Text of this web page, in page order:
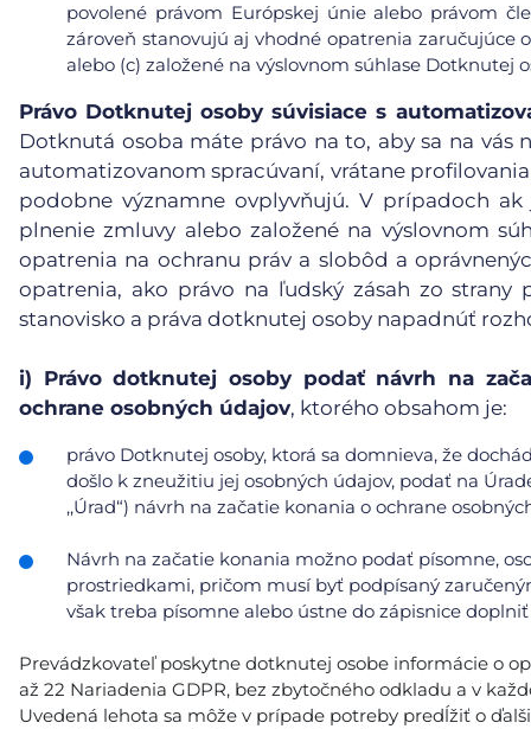
povolené právom Európskej únie alebo právom
zároveň stanovujú aj vhodné opatrenia zaručujúce
alebo (c) založené na výslovnom súhlase Dotknutej
Právo Dotknutej osoby súvisiace s
Dotknutá osoba máte právo na to, aby sa na vás
automatizovanom spracúvaní, vrátane
podobne významne ovplyvňujú. V prípadoch
plnenie zmluvy alebo založené na výslovnom
opatrenia na ochranu práv a slobôd a
opatrenia, ako právo na ľudský zásah zo
stanovisko a práva dotknutej osoby napadnúť
i) Právo dotknutej osoby podať návrh na
ochrane osobných údajov, ktorého obsahom je:
právo Dotknutej osoby, ktorá sa domnieva, že
došlo k zneužitiu jej osobných údajov, podať na
,,Úrad“) návrh na začatie konania o ochrane
Návrh na začatie konania možno podať písomne,
prostriedkami, pričom musí byť podpísaný
však treba písomne alebo ústne do zápisnice
Prevádzkovateľ poskytne dotknutej osobe informácie o
až 22 Nariadenia GDPR, bez zbytočného odkladu a v
Uvedená lehota sa môže v prípade potreby predĺžiť o